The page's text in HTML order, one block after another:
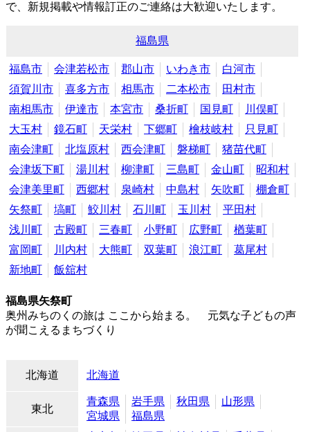
で、新規掲載や情報訂正のご連絡は大歓迎いたします。
福島県
福島市 会津若松市 郡山市 いわき市
白河市
須賀川市
喜多方市 相馬市 二本松市
田村市
南相馬市
伊達市 本宮市 桑折町 国見町
川俣町
大玉村
鏡石町 天栄村 下郷町 檜枝岐村
只見町
南会津町
北塩原村 西会津町 磐梯町
猪苗代町
会津坂下町
湯川村 柳津町 三島町 金山町
昭和村
会津美里町
西郷村 泉崎村 中島村 矢吹町
棚倉町
矢祭町
塙町 鮫川村 石川町 玉川村
平田村
浅川町
古殿町 三春町 小野町 広野町
楢葉町
富岡町
川内村 大熊町 双葉町 浪江町
葛尾村
新地町
飯舘村
福島県矢祭町
奥州みちのくの旅は ここから始まる。 元気な子どもの声
が聞こえるまちづくり
北海道 北海道
東北
青森県 岩手県 秋田県
山形県
宮城県
福島県